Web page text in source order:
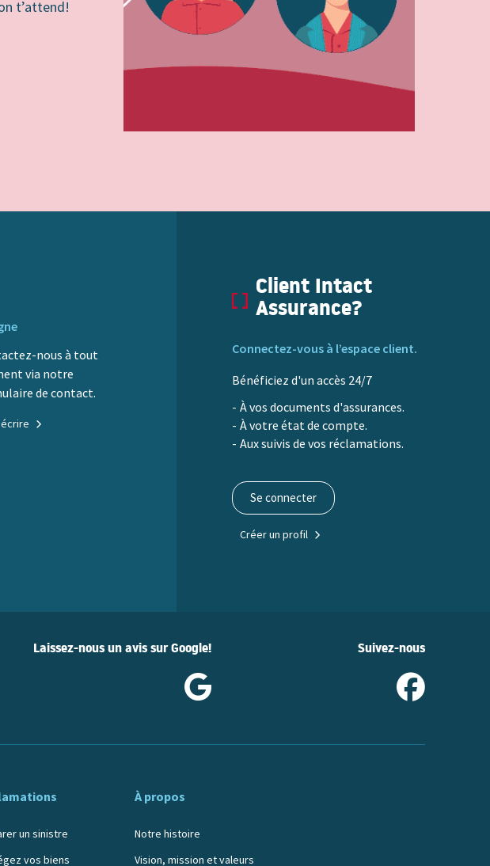
t’attend!
nous à tout
via notre
de contact.
Client Intact
Assurance?
Connectez-vous à l’espace client.
Bénéficiez d'un accès 24/7
À vos documents d'assurances.
À votre état de compte.
Aux suivis de vos réclamations.
Se connecter
Créer un profil
Laissez-nous un avis sur Google! Suivez-nous
un sinistre
vos biens
À propos
Notre histoire
Vision, mission et valeurs